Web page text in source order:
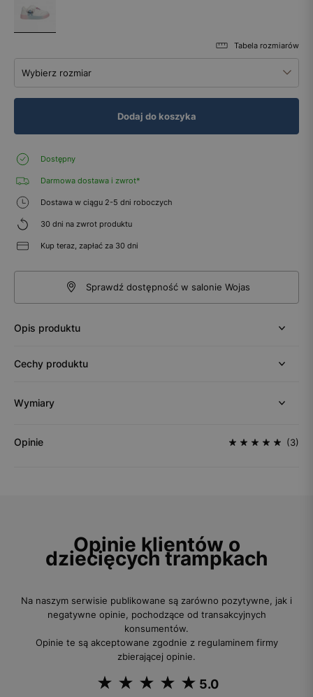
Tabela rozmiarów
Wybierz rozmiar
Dodaj do koszyka
Dostępny
Darmowa dostawa i zwrot*
Dostawa w ciągu 2-5 dni roboczych
30 dni na zwrot produktu
Kup teraz, zapłać za 30 dni
Sprawdź dostępność w salonie Wojas
Opis produktu
Cechy produktu
Wymiary
Opinie (3)
Opinie klientów o
dziecięcych trampkach
Na naszym serwisie publikowane są zarówno pozytywne, jak i
negatywne opinie, pochodzące od transakcyjnych
konsumentów.
Opinie te są akceptowane zgodnie z regulaminem firmy
zbierającej opinie.
5.0